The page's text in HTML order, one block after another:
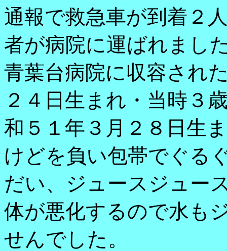
通報で救急車が到着２
者が病院に運ばれまし
青葉台病院に収容され
２４日生まれ・当時３
和５１年３月２８日生
けどを負い包帯でぐる
だい、ジュースジュ
体が悪化するので水も
せんでした。